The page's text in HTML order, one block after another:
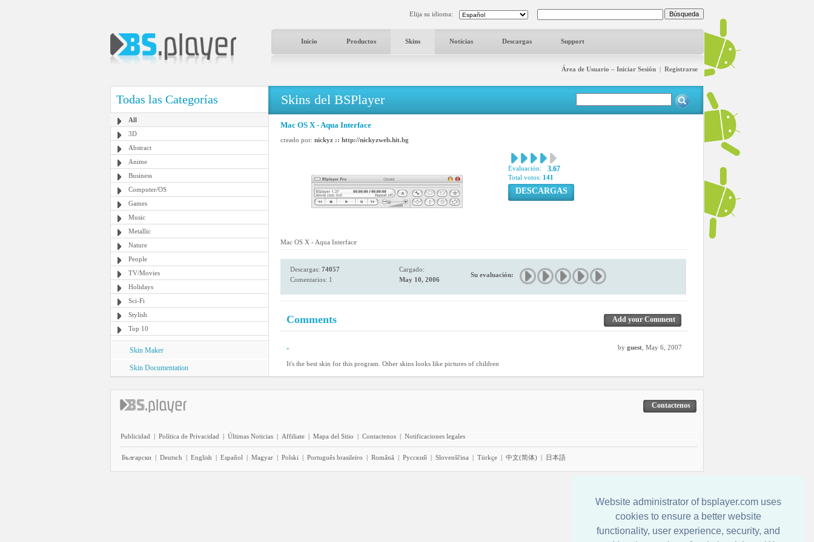
Website administrator of bsplayer.com uses
cookies to ensure a better website
functionality, user experience, security, and
Elija su idioma:
Inicio Productos Skins Noticias Descargas Support
Área de Usuario – Iniciar Sesión | Registrarse
Todas las Categorías
All
3D
Abstract
Anime
Business
Computer/OS
Games
Music
Metallic
Nature
People
TV/Movies
Holidays
Sci-Fi
Stylish
Top 10
Skin Maker
Skin Documentation
Skins del BSPlayer
Mac OS X - Aqua Interface
creado por: nickyz :: http://nickyzweb.hit.bg
Evaluación: 3.67
Total votos: 141
DESCARGAS
Mac OS X - Aqua Interface
Descargas: 74057
Comentarios: 1
Cargado:
May 10, 2006
Su evaluación:
Comments Add your Comment
- by guest , May 6, 2007
It's the best skin for this program. Other skins looks like pictures of children
Contactenos
Publicidad | Política de Privacidad | Últimas Noticias | Affiliate | Mapa del Sitio | Contactenos | Notificaciones legales
Български | Deutsch | English | Español | Magyar | Polski | Português brasileiro | Română | Pyccĸий | Slovenščina | Türkçe | 中文(简体) | 日本語